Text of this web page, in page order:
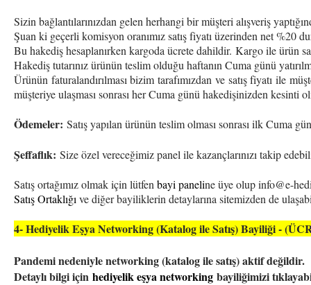
Sizin bağlantılarınızdan gelen herhangi bir müşteri alışveriş
Şuan ki geçerli komisyon oranımız satış fiyatı üzerinden net %20
Bu hakediş hesaplanırken kargoda ücrete dahildir. Kargo ile ürün
Hakediş tutarınız ürünün teslim olduğu haftanın Cuma günü
Ürünün faturalandırılması bizim tarafımızdan ve satış fiyatı ile
müşteriye ulaşması sonrası her Cuma günü hakedişinizden kesinti
Ödemeler: Satış yapılan ürünün teslim olması sonrası ilk Cuma
Şeffaflık: Size özel vereceğimiz panel ile kazançlarınızı takip
Satış ortağımız olmak için lütfen bayi paneline üye olup info@e-
Satış Ortaklığı ve diğer bayiliklerin detaylarına sitemizden de
4- Hediyelik Eşya Networking (Katalog ile Satış) Bayiliği -
Pandemi nedeniyle networking (katalog ile satış) aktif değildir.
Detaylı bilgi için hediyelik eşya networking bayiliğimizi